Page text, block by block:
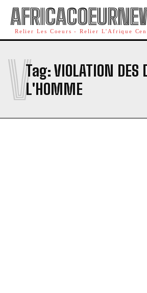
Relier Les Coeurs - Relier L'Afrique
Tag:VIOLATION DES
L'HOMME
V